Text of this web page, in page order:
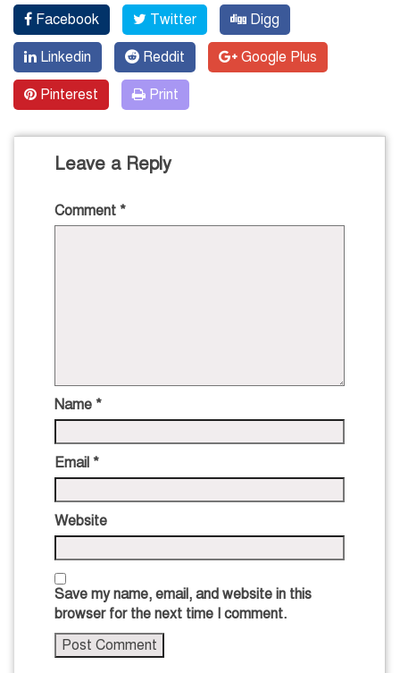
Facebook Twitter Digg
Linkedin Reddit Google Plus
Pinterest Print
Leave a Reply
Comment *
Name *
Email *
Website
Save my name, email, and website in this
browser for the next time I comment.